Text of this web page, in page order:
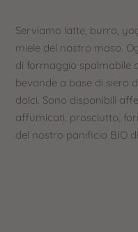
Serviamo latte, burro,
miele del nostro maso.
di formaggio spalmabile
bevande a base di siero
dolci. Sono disponibili
affumicati, prosciutto,
del nostro panificio BIO